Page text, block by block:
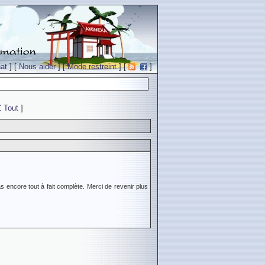
] [Nous aider] [Mode restreint] [ ]
Tout ]
encore tout à fait complète. Merci de revenir plus